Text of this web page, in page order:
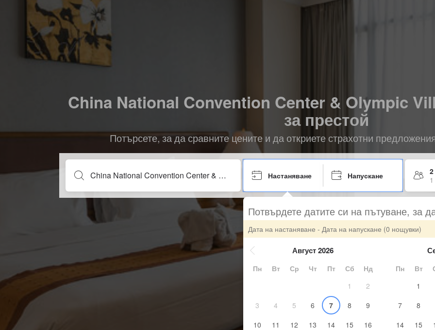
China National Convention Center & Olympic
за престой
Потърсете, за да сравните цените и да откриете страхотни
Настаняване Напускане
Потвърдете датите си на пътуване, за
Дата на настаняване - Дата на напускане (0 нощувки)
Август 2026
Пн Вт Ср Чт Пт Сб
Нд
1
2
3
4 5 6 7 8
9
10
11 12 13 14 15
16
Пн Вт
1
7
8
14
15